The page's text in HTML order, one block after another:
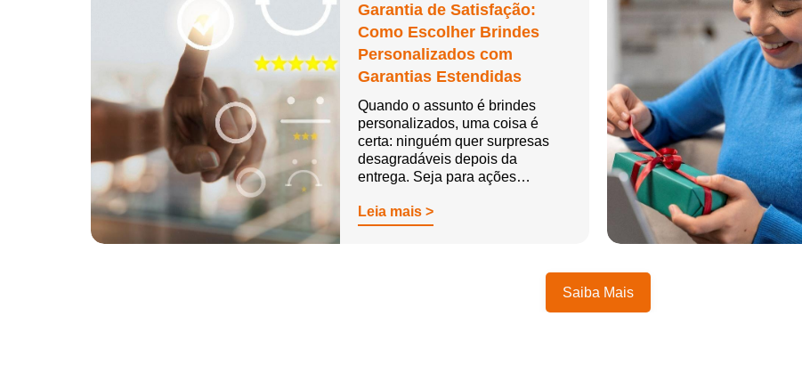
Garantia de Satisfação:
Como Escolher Brindes
Personalizados com
Garantias Estendidas
Quando o assunto é brindes
personalizados, uma coisa é
certa: ninguém quer surpresas
desagradáveis depois da
entrega. Seja para ações…
Leia mais >
Saiba Mais